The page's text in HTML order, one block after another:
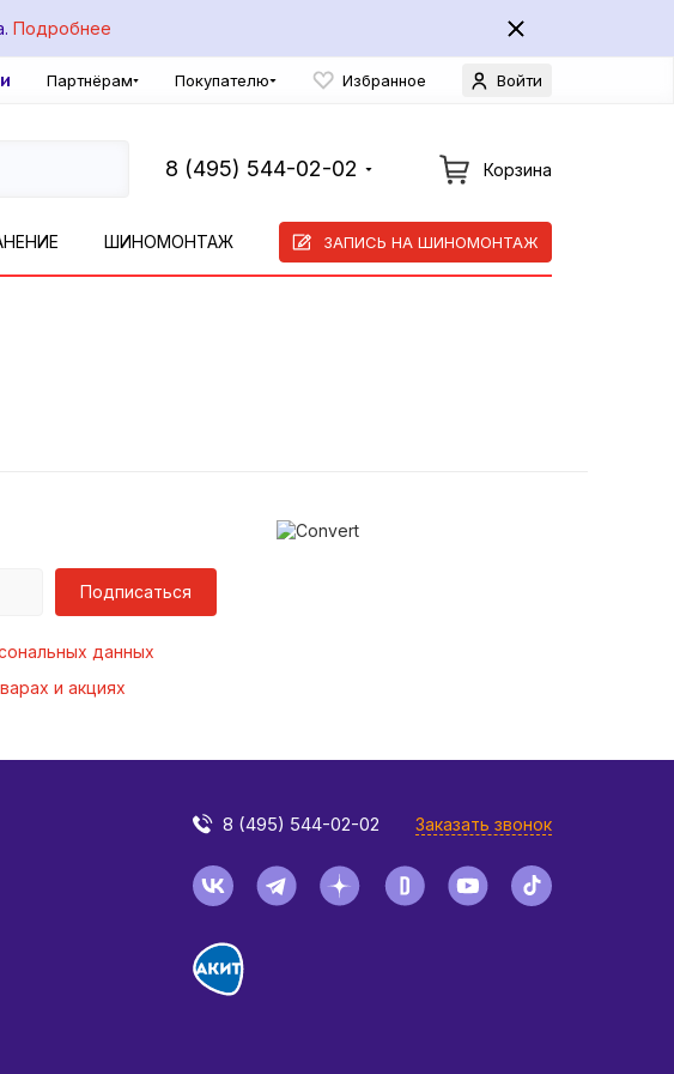
Подробнее
Партнёрам Покупателю Избранное Войти
8 (495) 544-02-02 Корзина
ШИНОМОНТАЖ ЗАПИСЬ НА ШИНОМОНТАЖ
Подписаться
данных
и акциях
8 (495) 544-02-02 Заказать звонок